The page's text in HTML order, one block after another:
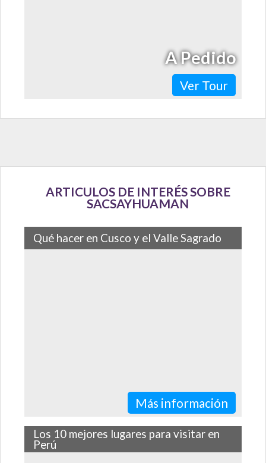
Ver Tour
A Pedido
ARTICULOS DE INTERÉS SOBRE
SACSAYHUAMAN
Qué hacer en Cusco y el Valle Sagrado
Más información
Los 10 mejores lugares para visitar en
Perú